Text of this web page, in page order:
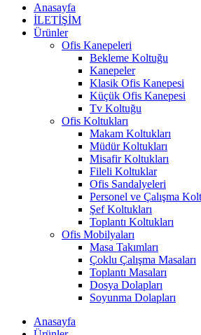
Anasayfa
İLETİŞİM
Ürünler
Ofis Kanepeleri
Bekleme Koltuğu
Kanepeler
Klasik Ofis Kanepesi
Küçük Ofis Kanepesi
Tv Koltuğu
Ofis Koltukları
Makam Koltukları
Müdür Koltukları
Misafir Koltukları
Fileli Koltuklar
Ofis Sandalyeleri
Personel ve Çalışma
Şef Koltukları
Toplantı Koltukları
Ofis Mobilyaları
Masa Takımları
Çoklu Çalışma Masaları
Toplantı Masaları
Dosya Dolapları
Soyunma Dolapları
Anasayfa